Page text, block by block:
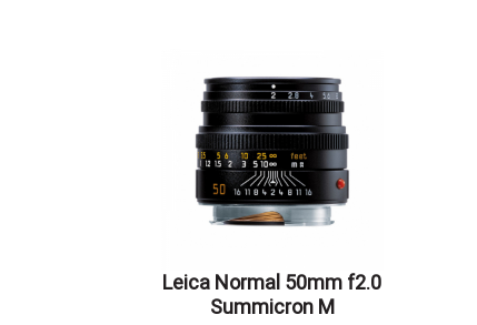
Leica Normal 50mm f2.0
Summicron M